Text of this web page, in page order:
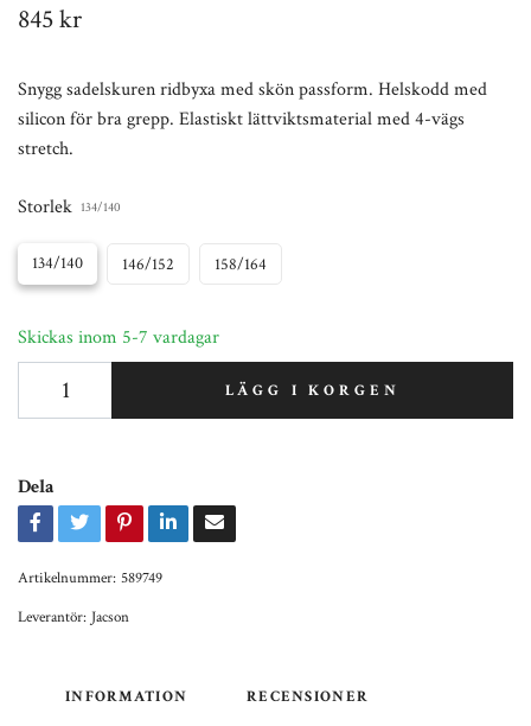
845 kr
Snygg sadelskuren ridbyxa med skön passform. Helskodd med
silicon för bra grepp. Elastiskt lättviktsmaterial med 4-vägs
stretch.
Storlek 134/140
134/140 146/152 158/164
Skickas inom 5-7 vardagar
LÄGG I KORGEN
Dela
Artikelnummer: 589749
Leverantör: Jacson
INFORMATION RECENSIONER